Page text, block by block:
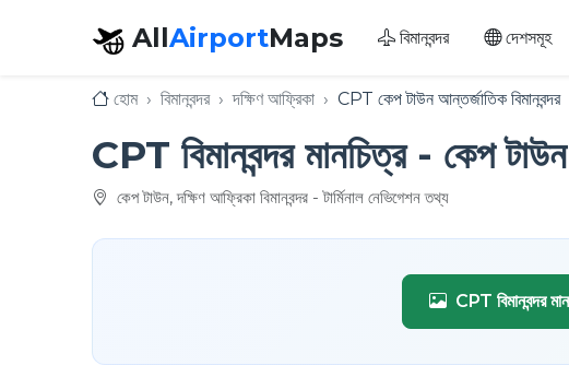
AllAirportMaps বিমানবন্দর দেশসমূহ
হোম বিমানবন্দর দক্ষিণ আফ্রিকা CPT কেপ টাউন আন্তর্জাতিক বিমানবন্দর
CPT বিমানবন্দর মানচিত্র - কেপ টাউন
কেপ টাউন, দক্ষিণ আফ্রিকা বিমানবন্দর - টার্মিনাল নেভিগেশন তথ্য
CPT বিমানবন্দর